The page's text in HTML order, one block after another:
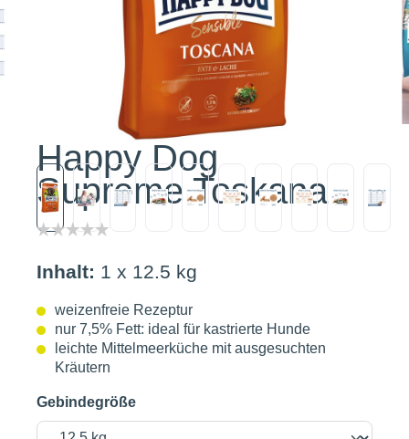
Happy Dog
Supreme Toskana
Inhalt: 1 x 12.5 kg
weizenfreie Rezeptur
nur 7,5% Fett: ideal für kastrierte Hunde
leichte Mittelmeerküche mit ausgesuchten
Kräutern
Gebindegröße